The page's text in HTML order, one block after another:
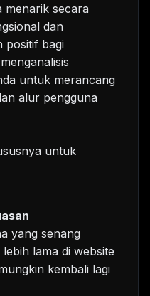
menarik secara
dan
positif bagi
untuk merancang
alur pengguna
untuk
yang senang
lama di website
kembali lagi